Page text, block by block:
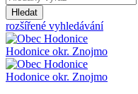
Hledat
rozšířené vyhledávání
Hodonice okr. Znojmo
Hodonice okr. Znojmo